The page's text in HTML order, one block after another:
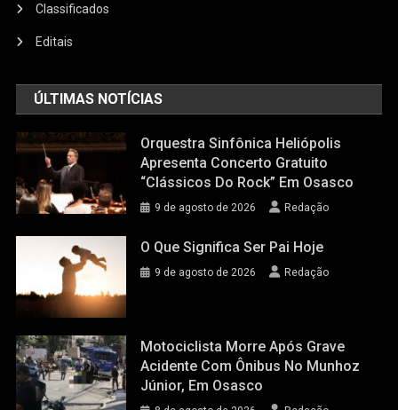
Classificados
Editais
ÚLTIMAS NOTÍCIAS
Orquestra Sinfônica Heliópolis
Apresenta Concerto Gratuito
“Clássicos Do Rock” Em Osasco
9 de agosto de 2026 Redação
O Que Significa Ser Pai Hoje
9 de agosto de 2026 Redação
Motociclista Morre Após Grave
Acidente Com Ônibus No Munhoz
Júnior, Em Osasco